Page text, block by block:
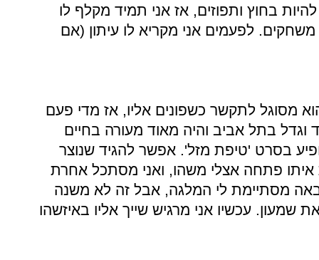
בחוץ ותפוזים, אז אני תמיד מקלף לו
משחקים. לפעמים אני מקריא לו עיתון (אם
מסוגל לתקשר כשפונים אליו, אז מדי פעם
וגדל בתל אביב והיה מאוד מעורה בחיים
בסרט 'טיפת מזל'. אפשר להגיד שנוצר
איתו פתחה אצלי משהו, ואני מסתכל אחרת
מסתיימת לי המלגה, אבל זה לא משנה
עכשיו אני מרגיש שייך אליו באיזשהו